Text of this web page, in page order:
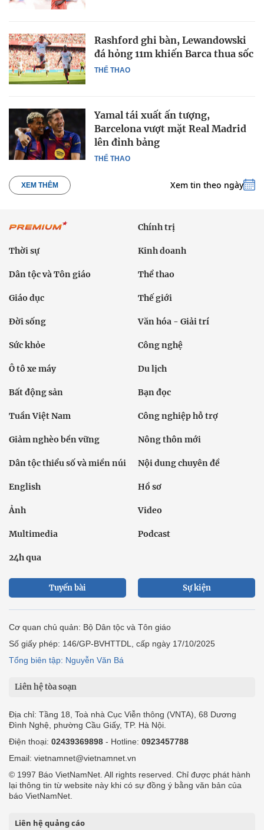
THỂ THAO
Rashford ghi bàn, Lewandowski
đá hỏng 11m khiến Barca thua sốc
THỂ THAO
Yamal tái xuất ấn tượng,
Barcelona vượt mặt Real Madrid
lên đỉnh bảng
XEM THÊM Xem tin theo ngày
Chính trị
Thời sự Kinh doanh
Dân tộc và Tôn giáo Thể thao
Giáo dục Thế giới
Đời sống Văn hóa - Giải trí
Sức khỏe Công nghệ
Ô tô xe máy Du lịch
Bất động sản Bạn đọc
Tuần Việt Nam Công nghiệp hỗ trợ
Giảm nghèo bền vững Nông thôn mới
Dân tộc thiểu số và miền núi Nội dung chuyên đề
English Hồ sơ
Ảnh Video
Multimedia Podcast
24h qua
Tuyến bài Sự kiện
Cơ quan chủ quản: Bộ Dân tộc và Tôn giáo
Số giấy phép: 146/GP-BVHTTDL, cấp ngày 17/10/2025
Tổng biên tập: Nguyễn Văn Bá
Liên hệ tòa soạn
Địa chỉ: Tầng 18, Toà nhà Cục Viễn thông (VNTA), 68 Dương
Đình Nghệ, phường Cầu Giấy, TP. Hà Nội.
Điện thoại: 02439369898 - Hotline: 0923457788
Email: vietnamnet@vietnamnet.vn
© 1997 Báo VietNamNet. All rights reserved. Chỉ được phát hành
lại thông tin từ website này khi có sự đồng ý bằng văn bản của
báo VietNamNet.
Liên hệ quảng cáo